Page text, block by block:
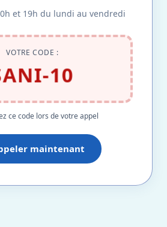
et 19h du lundi au vendredi
VOTRE CODE :
10
ce code lors de votre appel
maintenant